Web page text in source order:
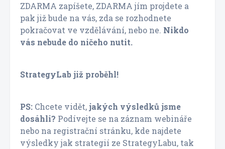
ZDARMA zapíšete, ZDARMA jím projdete a
pak již bude na vás, zda se rozhodnete
pokračovat ve vzdělávání, nebo ne. Nikdo
vás nebude do ničeho nutit.
StrategyLab již proběhl!
PS: Chcete vidět,jakých výsledků jsme
dosáhli? Podívejte se na záznam webináře
nebo na registrační stránku, kde najdete
výsledky jak strategií ze StrategyLabu, tak